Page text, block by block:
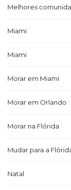
Melhores
Miami
Miami
Morar em Miami
Morar em Orlando
Morar na Flórida
Mudar para a
Natal